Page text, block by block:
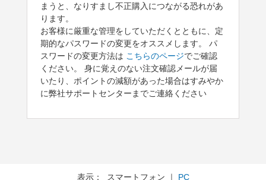
まうと、なりすまし不正購入につながる恐れがあ
ります。
お客様に厳重な管理をしていただくとともに、定
期的なパスワードの変更をオススメします。 パ
スワードの変更方法は こちらのページでご確認
ください。 身に覚えのない注文確認メールが届
いたり、ポイントの減額があった場合はすみやか
に弊社サポートセンターまでご連絡ください
表示： スマートフォン ｜ PC